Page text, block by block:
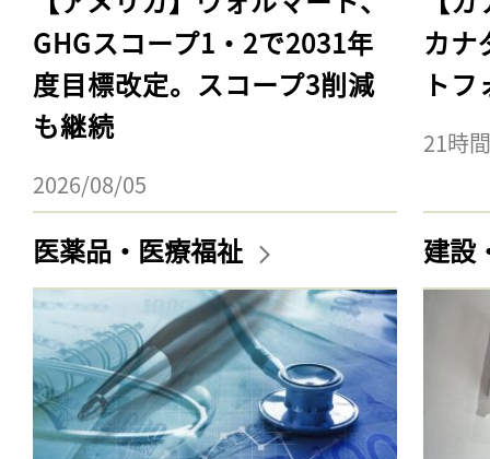
GHGスコープ1・2で2031年
度目標改定。スコープ3削減
も継続
2026/08/05
カナ
ト
21時
医薬品・医療福祉 建設